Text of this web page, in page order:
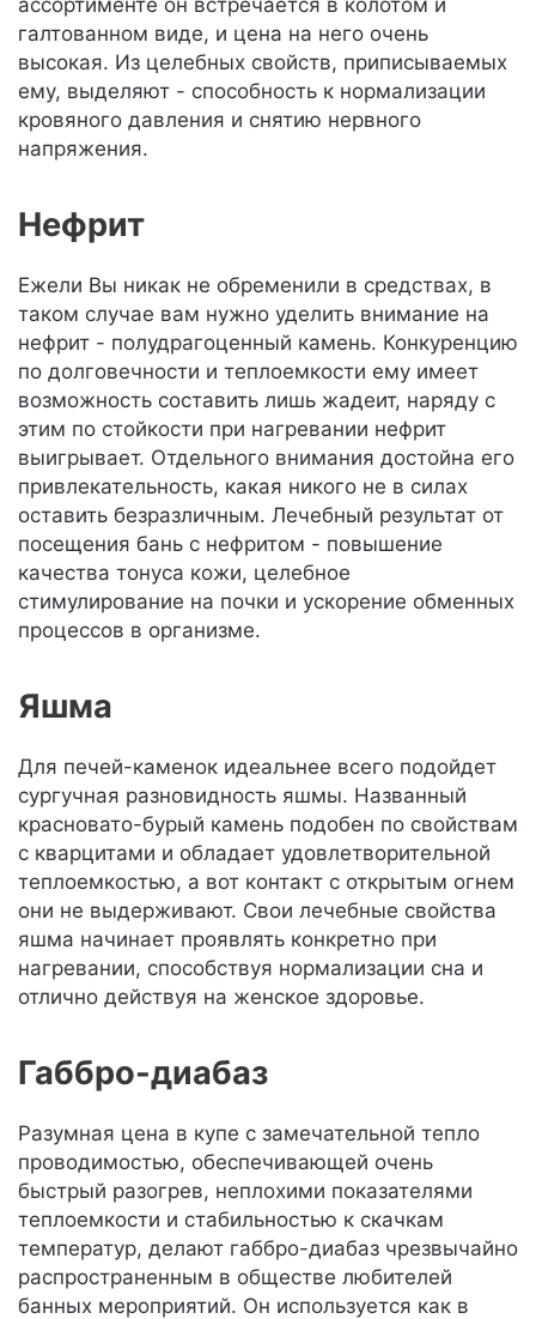
ассортименте он встречается в колотом и
галтованном виде, и цена на него очень
высокая. Из целебных свойств, приписываемых
ему, выделяют - способность к нормализации
кровяного давления и снятию нервного
напряжения.
Нефрит
Ежели Вы никак не обременили в средствах, в
таком случае вам нужно уделить внимание на
нефрит - полудрагоценный камень. Конкуренцию
по долговечности и теплоемкости ему имеет
возможность составить лишь жадеит, наряду с
этим по стойкости при нагревании нефрит
выигрывает. Отдельного внимания достойна его
привлекательность, какая никого не в силах
оставить безразличным. Лечебный результат от
посещения бань с нефритом - повышение
качества тонуса кожи, целебное
стимулирование на почки и ускорение обменных
процессов в организме.
Яшма
Для печей-каменок идеальнее всего подойдет
сургучная разновидность яшмы. Названный
красновато-бурый камень подобен по свойствам
с кварцитами и обладает удовлетворительной
теплоемкостью, а вот контакт с открытым огнем
они не выдерживают. Свои лечебные свойства
яшма начинает проявлять конкретно при
нагревании, способствуя нормализации сна и
отлично действуя на женское здоровье.
Габбро-диабаз
Разумная цена в купе с замечательной тепло
проводимостью, обеспечивающей очень
быстрый разогрев, неплохими показателями
теплоемкости и стабильностью к скачкам
температур, делают габбро-диабаз чрезвычайно
распространенным в обществе любителей
банных мероприятий. Он используется как в